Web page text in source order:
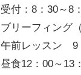
受付：8 ：30～8 ：
ブリーフィング
午前レッスン9
昼食12 ：00～ 13 ：